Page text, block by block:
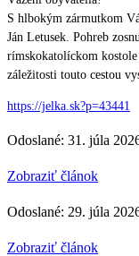
S hlbokým zármutkom
Ján Letusek. Pohreb
rímskokatolíckom
záležitosti touto cestou
https://jelka.sk?p=43441
Odoslané: 31. júla
Zobraziť článok
Odoslané: 29. júla
Zobraziť článok